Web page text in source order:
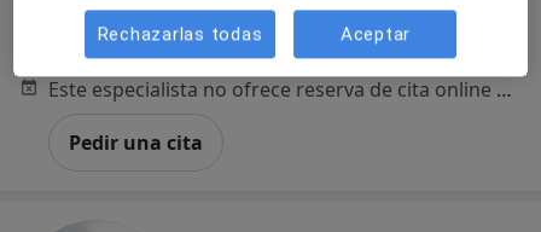
Consulta M. Familiar - Recetas/justifs/pruebas/factura
Consulta online
Este especialista no ofrece reserva de cita online en esta dirección.
Pedir una cita
Rechazarlas todas Aceptar